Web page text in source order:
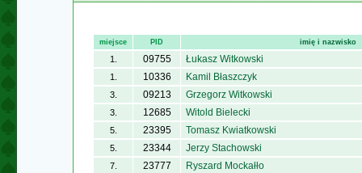
miejsce PID imię i nazwisko
1. 09755 Łukasz Witkowski
1. 10336 Kamil Błaszczyk
3. 09213 Grzegorz Witkowski
3. 12685 Witold Bielecki
5. 23395 Tomasz Kwiatkowski
5. 23344 Jerzy Stachowski
7. 23777 Ryszard Mockałło